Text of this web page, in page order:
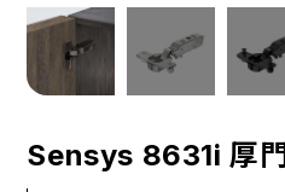
Sensys 8631i 厚